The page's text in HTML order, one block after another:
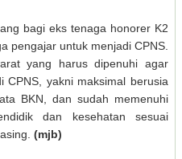
bagi eks tenaga honorer K2
pengajar untuk menjadi CPNS.
yang harus dipenuhi agar
yakni maksimal berusia
BKN, dan sudah memenuhi
dan kesehatan sesuai
(mjb)